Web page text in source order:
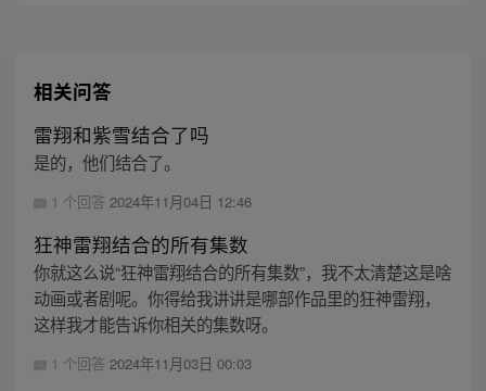
相关问答
雷翔和紫雪结合了吗
是的，他们结合了。
1 个回答 2024年11月04日 12:46
狂神雷翔结合的所有集数
你就这么说“狂神雷翔结合的所有集数”，我不太清楚这是啥
动画或者剧呢。你得给我讲讲是哪部作品里的狂神雷翔，
这样我才能告诉你相关的集数呀。
1 个回答 2024年11月03日 00:03